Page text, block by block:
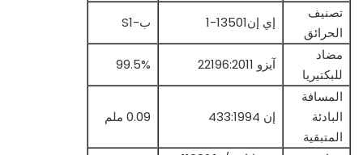
تصنيف
الحرائق
إي إن13501-1
ب-S1
مضاد
للبكتيريا
آيزو 22196:2011
99.5%
المسافة
البادئة
المتبقية
إن 433:1994 0.09 ملم